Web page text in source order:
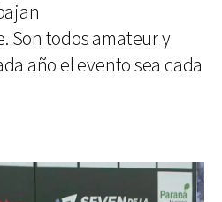
Son todos amateur y
año el evento sea cada